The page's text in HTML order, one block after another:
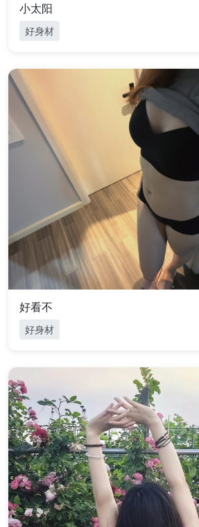
小太阳
好身材
好看不
好身材